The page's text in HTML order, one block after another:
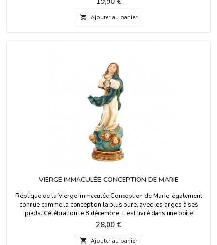
de la grande croix : 22 cm de long x 15 de large Mesure de la petite
croix : 13 cm...
 Ajouter au panier
VIERGE IMMACULÉE CONCEPTION DE MARIE
Réplique de la Vierge Immaculée Conception de Marie, également
connue comme la conception la plus pure, avec les anges à ses
pieds. Célébration le 8 décembre. Il est livré dans une boîte
élégante avec une histoire courte au dos. Fabriqué en Espagne.
Mesures: 5 x 5 x 15 cm
Prix
28,00 €
 Ajouter au panier